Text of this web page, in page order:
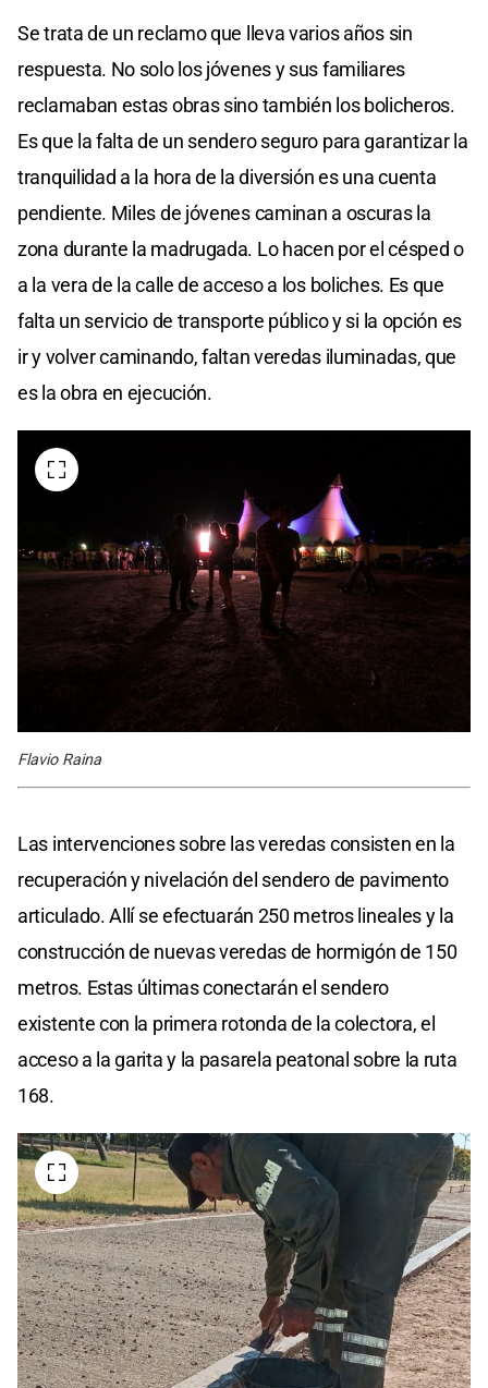
Se trata de un reclamo que lleva varios años sin
respuesta. No solo los jóvenes y sus familiares
reclamaban estas obras sino también los bolicheros.
Es que la falta de un sendero seguro para garantizar la
tranquilidad a la hora de la diversión es una cuenta
pendiente. Miles de jóvenes caminan a oscuras la
zona durante la madrugada. Lo hacen por el césped o
a la vera de la calle de acceso a los boliches. Es que
falta un servicio de transporte público y si la opción es
ir y volver caminando, faltan veredas iluminadas, que
es la obra en ejecución.
Flavio Raina
Las intervenciones sobre las veredas consisten en la
recuperación y nivelación del sendero de pavimento
articulado. Allí se efectuarán 250 metros lineales y la
construcción de nuevas veredas de hormigón de 150
metros. Estas últimas conectarán el sendero
existente con la primera rotonda de la colectora, el
acceso a la garita y la pasarela peatonal sobre la ruta
168.